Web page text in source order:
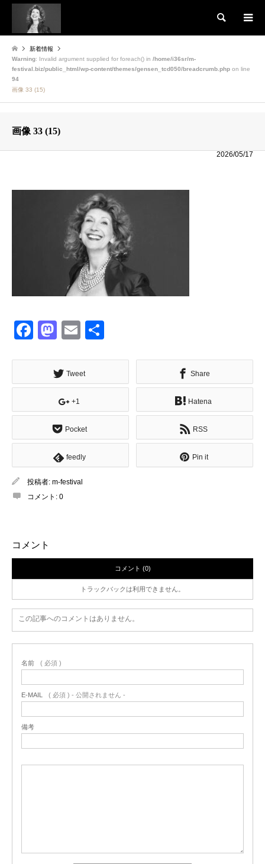
検索
新着情報
Warning: Invalid argument supplied for foreach() in /home/i36sr/m-
festival.biz/public_html/wp-content/themes/gensen_tcd050/breadcrumb.php on line
94
画像 33 (15)
画像 33 (15)
2026/05/17
Facebook
Mastodon
Email
Tweet Share
+1 Hatena
Pocket RSS
feedly Pin it
投稿者: m-festival
コメント: 0
コメント
コメント (0)
トラックバックは利用できません。
この記事へのコメントはありません。
名前 ( 必須 )
E-MAIL ( 必須 ) - 公開されません -
備考